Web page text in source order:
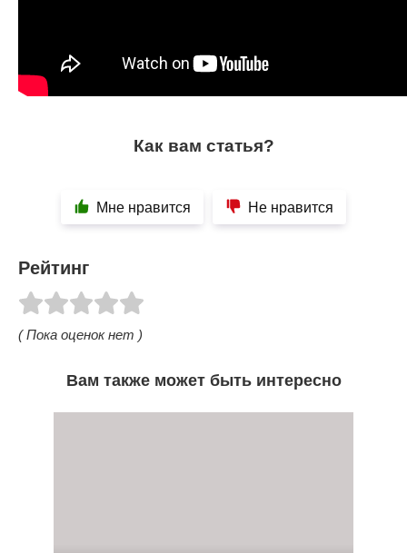
Как вам статья?
Мне нравится Не нравится
Рейтинг
( Пока оценок нет )
Вам также может быть интересно